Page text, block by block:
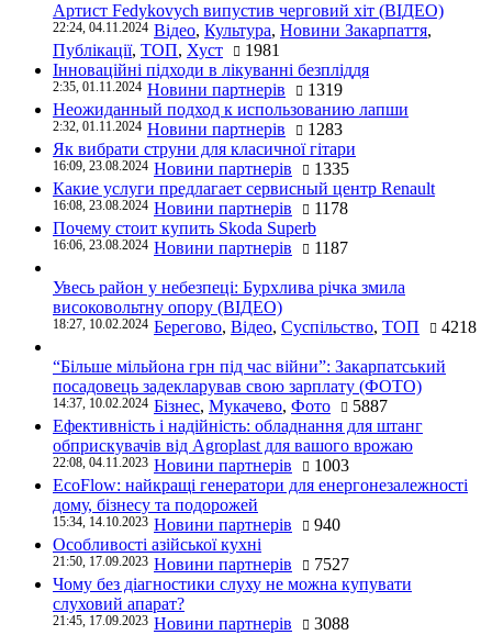
Артист Fedykovych випустив черговий хіт (ВІДЕО)
22:24, 04.11.2024 Відео, Культура, Новини Закарпаття,
Публікації, ТОП, Хуст
1981
Інноваційні підходи в лікуванні безпліддя
2:35, 01.11.2024 Новини партнерів
1319
Неожиданный подход к использованию лапши
2:32, 01.11.2024 Новини партнерів
1283
Як вибрати струни для класичної гітари
16:09, 23.08.2024 Новини партнерів
1335
Какие услуги предлагает сервисный центр Renault
16:08, 23.08.2024 Новини партнерів
1178
Почему стоит купить Skoda Superb
16:06, 23.08.2024 Новини партнерів 1187
Увесь район у небезпеці: Бурхлива річка змила
високовольтну опору (ВІДЕО)
18:27, 10.02.2024 Берегово, Відео, Суспільство, ТОП 4218
“Більше мільйона грн під час війни”: Закарпатський
посадовець задекларував свою зарплату (ФОТО)
14:37, 10.02.2024 Бізнес, Мукачево, Фото
5887
Ефективність і надійність: обладнання для штанг
обприскувачів від Agroplast для вашого врожаю
22:08, 04.11.2023 Новини партнерів
1003
EcoFlow: найкращі генератори для енергонезалежності
дому, бізнесу та подорожей
15:34, 14.10.2023 Новини партнерів
940
Особливості азійської кухні
21:50, 17.09.2023 Новини партнерів
7527
Чому без діагностики слуху не можна купувати
слуховий апарат?
21:45, 17.09.2023 Новини партнерів 3088